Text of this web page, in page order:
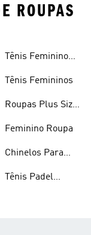
ROUPAS
Tênis Feminino
Tênis Femininos
Roupas Plus Size
Feminino Roupa
Chinelos Para
Tênis Padel